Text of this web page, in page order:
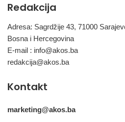
Redakcija
Adresa: Sagrdžije 43, 71000
Bosna i Hercegovina
E-mail : info@akos.ba
redakcija@akos.ba
Kontakt
marketing@akos.ba